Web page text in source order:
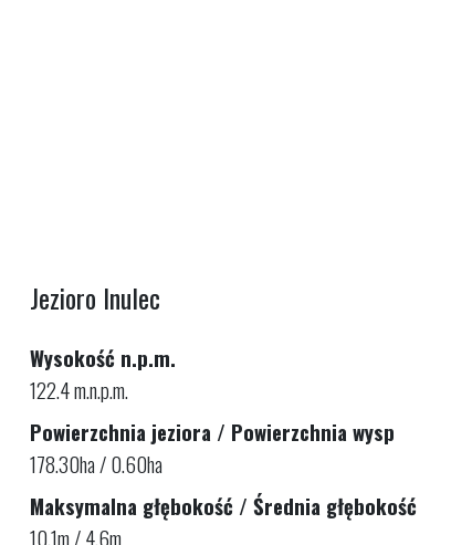
Jezioro Inulec
Wysokość n.p.m.
122.4 m.n.p.m.
Powierzchnia jeziora / Powierzchnia wysp
178.30ha / 0.60ha
Maksymalna głębokość / Średnia głębokość
10.1m / 4.6m